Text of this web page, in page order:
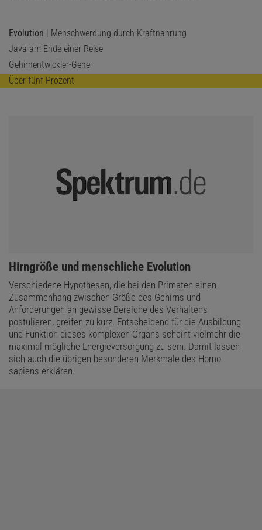
Evolution | Menschwerdung durch Kraftnahrung
Java am Ende einer Reise
Gehirnentwickler-Gene
Über fünf Prozent
:
Hirngröße und menschliche Evolution
Verschiedene Hypothesen, die bei den Primaten einen
Zusammenhang zwischen Größe des Gehirns und
Anforderungen an gewisse Bereiche des Verhaltens
postulieren, greifen zu kurz. Entscheidend für die Ausbildung
und Funktion dieses komplexen Organs scheint vielmehr die
maximal mögliche Energieversorgung zu sein. Damit lassen
sich auch die übrigen besonderen Merkmale des Homo
sapiens erklären.